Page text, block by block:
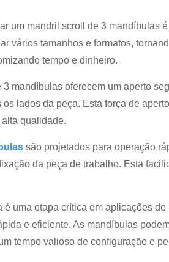
um mandril scroll de 3
vários tamanhos e formatos,
tempo e dinheiro.
mandíbulas oferecem um aperto
lados da peça. Esta força de
qualidade.
são projetados para operação
da peça de trabalho. Esta
uma etapa crítica em aplicações
e eficiente. As mandíbulas
tempo valioso de configuração e